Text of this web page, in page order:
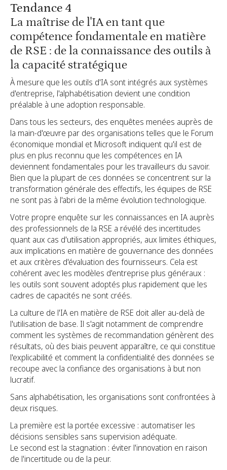
Tendance 4
La maîtrise de l'IA en tant que
compétence fondamentale en matière
de RSE : de la connaissance des outils à
la capacité stratégique
À mesure que les outils d'IA sont intégrés aux systèmes
d'entreprise, l'alphabétisation devient une condition
préalable à une adoption responsable.
Dans tous les secteurs, des enquêtes menées auprès de
la main-d'œuvre par des organisations telles que le Forum
économique mondial et Microsoft indiquent qu'il est de
plus en plus reconnu que les compétences en IA
deviennent fondamentales pour les travailleurs du savoir.
Bien que la plupart de ces données se concentrent sur la
transformation générale des effectifs, les équipes de RSE
ne sont pas à l'abri de la même évolution technologique.
Votre propre enquête sur les connaissances en IA auprès
des professionnels de la RSE a révélé des incertitudes
quant aux cas d'utilisation appropriés, aux limites éthiques,
aux implications en matière de gouvernance des données
et aux critères d'évaluation des fournisseurs. Cela est
cohérent avec les modèles d'entreprise plus généraux :
les outils sont souvent adoptés plus rapidement que les
cadres de capacités ne sont créés.
La culture de l'IA en matière de RSE doit aller au-delà de
l'utilisation de base. Il s'agit notamment de comprendre
comment les systèmes de recommandation génèrent des
résultats, où des biais peuvent apparaître, ce qui constitue
l'explicabilité et comment la confidentialité des données se
recoupe avec la confiance des organisations à but non
lucratif.
Sans alphabétisation, les organisations sont confrontées à
deux risques.
La première est la portée excessive : automatiser les
décisions sensibles sans supervision adéquate.
Le second est la stagnation : éviter l'innovation en raison
de l'incertitude ou de la peur.